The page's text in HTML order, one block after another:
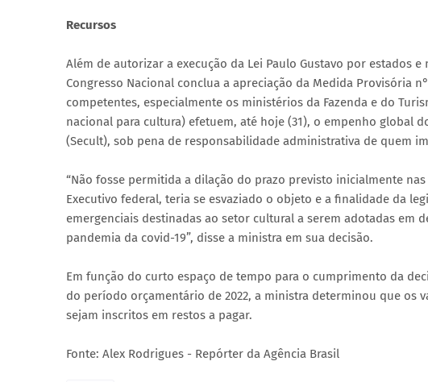
Recursos
Além de autorizar a execução da Lei Paulo Gustavo por estados
Congresso Nacional conclua a apreciação da Medida Provisória
competentes, especialmente os ministérios da Fazenda e do
nacional para cultura) efetuem, até hoje (31), o empenho global
(Secult), sob pena de responsabilidade administrativa de quem
“Não fosse permitida a dilação do prazo previsto inicialmente
Executivo federal, teria se esvaziado o objeto e a finalidade da
emergenciais destinadas ao setor cultural a serem adotadas em
pandemia da covid-19”, disse a ministra em sua decisão.
Em função do curto espaço de tempo para o cumprimento da
do período orçamentário de 2022, a ministra determinou que os
sejam inscritos em restos a pagar.
Fonte: Alex Rodrigues - Repórter da Agência Brasil